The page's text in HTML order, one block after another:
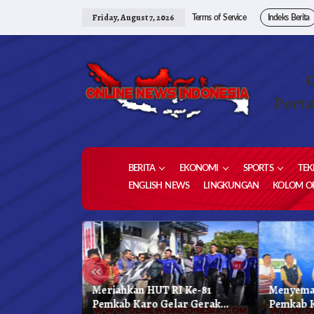
Friday, August 7, 2026 Terms of Service Indeks Berita
BERITA EKONOMI SPORTS
ENGLISH NEWS
LINGKUNGAN KOLOM
«
Meriahkan HUT RI Ke-81
Pemkab Karo Gelar Gerak
Pemkab